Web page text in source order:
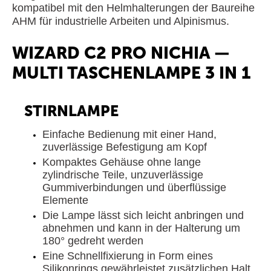
kompatibel mit den Helmhalterungen der Baureihe
AHM für industrielle Arbeiten und Alpinismus.
WIZARD C2 PRO NICHIA —
MULTI TASCHENLAMPE 3 IN 1
STIRNLAMPE
Einfache Bedienung mit einer Hand,
zuverlässige Befestigung am Kopf
Kompaktes Gehäuse ohne lange
zylindrische Teile, unzuverlässige
Gummiverbindungen und überflüssige
Elemente
Die Lampe lässt sich leicht anbringen und
abnehmen und kann in der Halterung um
180° gedreht werden
Eine Schnellfixierung in Form eines
Silikonrings gewährleistet zusätzlichen Halt